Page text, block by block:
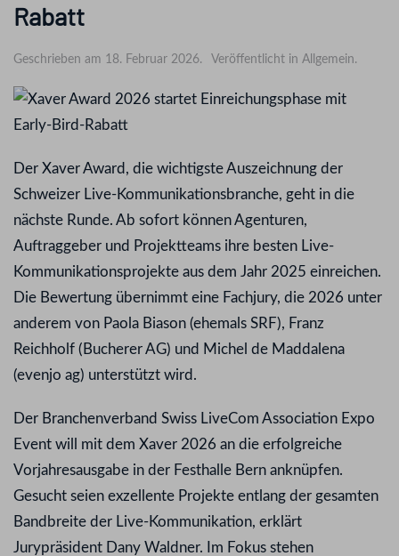
Rabatt
Geschrieben am 18. Februar 2026. Veröffentlicht in Allgemein.
Der Xaver Award, die wichtigste Auszeichnung der
Schweizer Live-Kommunikationsbranche, geht in die
nächste Runde. Ab sofort können Agenturen,
Auftraggeber und Projektteams ihre besten Live-
Kommunikationsprojekte aus dem Jahr 2025 einreichen.
Die Bewertung übernimmt eine Fachjury, die 2026 unter
anderem von Paola Biason (ehemals SRF), Franz
Reichholf (Bucherer AG) und Michel de Maddalena
(evenjo ag) unterstützt wird.
Der Branchenverband Swiss LiveCom Association Expo
Event will mit dem Xaver 2026 an die erfolgreiche
Vorjahresausgabe in der Festhalle Bern anknüpfen.
Gesucht seien exzellente Projekte entlang der gesamten
Bandbreite der Live-Kommunikation, erklärt
Jurypräsident Dany Waldner. Im Fokus stehen